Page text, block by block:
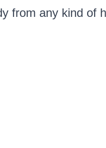
from any kind of